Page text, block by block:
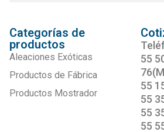
Categorías de
productos
Aleaciones Exóticas
Productos de Fábrica
Productos Mostrador
55
55
55
55
55